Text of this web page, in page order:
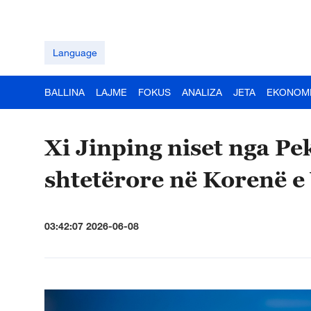
Language
BALLINA LAJME FOKUS ANALIZA JETA
Xi Jinping niset nga
shtetërore në Korenë
03:42:07 2026-06-08